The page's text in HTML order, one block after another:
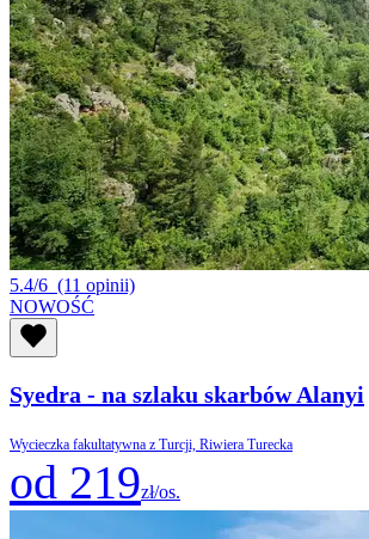
5.4/6 (11 opinii)
NOWOŚĆ
Syedra - na szlaku skarbów Alanyi
Wycieczka fakultatywna z Turcji, Riwiera Turecka
od 219zł/os.